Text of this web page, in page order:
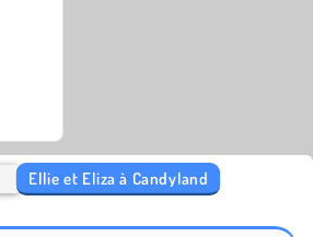
Ellie et Eliza à Candyland